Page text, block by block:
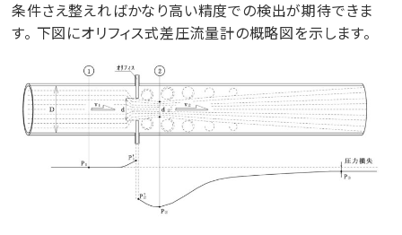
条件さえ整えればかなり高い精度での検出が期待できま
す。 下図にオリフィス式差圧流量計の概略図を示します。